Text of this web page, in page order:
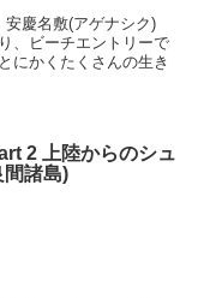
慶名敷(アゲナシク)
、ビーチエントリーで
にかくたくさんの生き
2 上陸からのシュ
間諸島)